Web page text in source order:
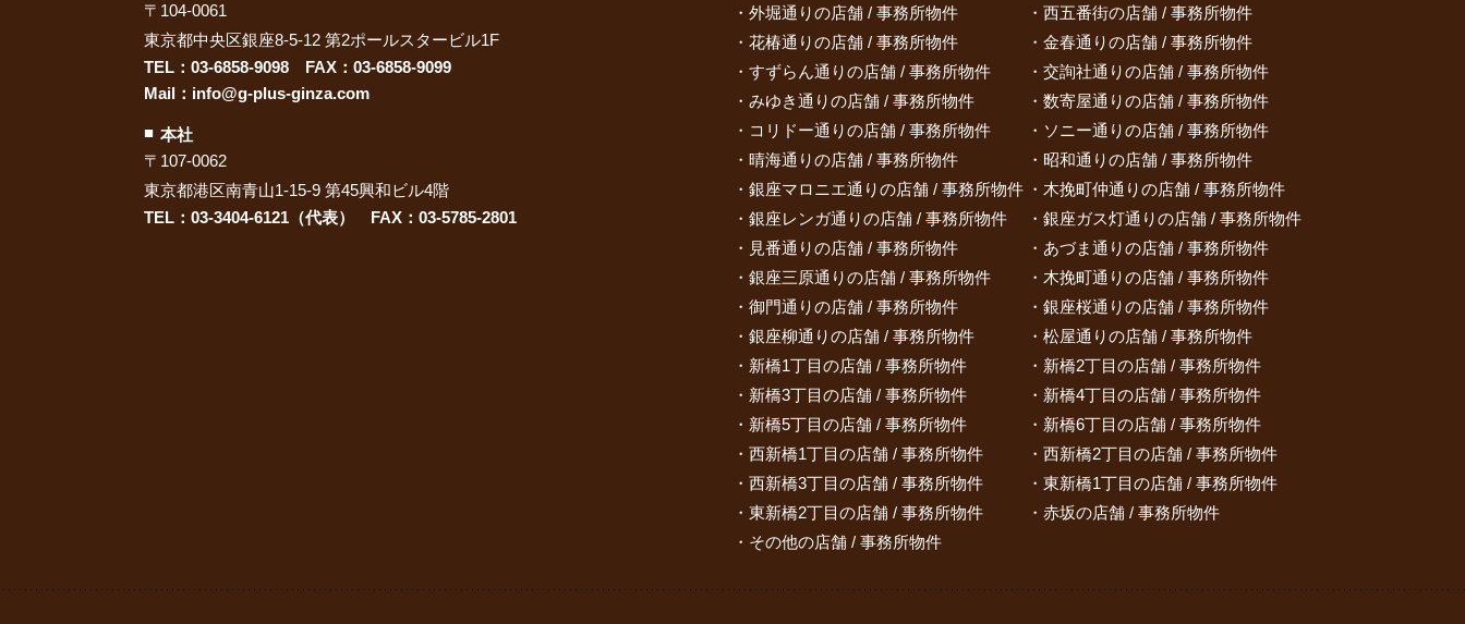
外堀通りの店舗 / 事務所物件
西五番街の店舗 / 事務所物件
花椿通りの店舗 / 事務所物件
金春通りの店舗 / 事務所物件
すずらん通りの店舗 / 事務所物件
交詢社通りの店舗 / 事務所物件
みゆき通りの店舗 / 事務所物件
数寄屋通りの店舗 / 事務所物件
コリドー通りの店舗 / 事務所物件
ソニー通りの店舗 / 事務所物件
晴海通りの店舗 / 事務所物件
昭和通りの店舗 / 事務所物件
銀座マロニエ通りの店舗 / 事務所物件
木挽町仲通りの店舗 / 事務所物件
銀座レンガ通りの店舗 / 事務所物件
銀座ガス灯通りの店舗 / 事務所物件
見番通りの店舗 / 事務所物件
あづま通りの店舗 / 事務所物件
銀座三原通りの店舗 / 事務所物件
木挽町通りの店舗 / 事務所物件
御門通りの店舗 / 事務所物件
銀座桜通りの店舗 / 事務所物件
銀座柳通りの店舗 / 事務所物件
松屋通りの店舗 / 事務所物件
新橋1丁目の店舗 / 事務所物件
新橋2丁目の店舗 / 事務所物件
新橋3丁目の店舗 / 事務所物件
新橋4丁目の店舗 / 事務所物件
新橋5丁目の店舗 / 事務所物件
新橋6丁目の店舗 / 事務所物件
西新橋1丁目の店舗 / 事務所物件
西新橋2丁目の店舗 / 事務所物件
西新橋3丁目の店舗 / 事務所物件
東新橋1丁目の店舗 / 事務所物件
東新橋2丁目の店舗 / 事務所物件
赤坂の店舗 / 事務所物件
その他の店舗 / 事務所物件
〒104-0061
東京都中央区銀座8-5-12 第2ポールスタービル1F
TEL： 03-6858-9098 FAX：03-6858-9099
Mail： info@g-plus-ginza.com
本社
〒107-0062
東京都港区南青山1-15-9 第45興和ビル4階
TEL：03-3404-6121（代表） FAX：03-5785-2801